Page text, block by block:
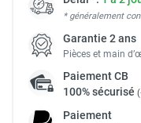
* généralement
Garantie 2 ans
Pièces et main
PaiementCB
100% sécurisé (
Paiement